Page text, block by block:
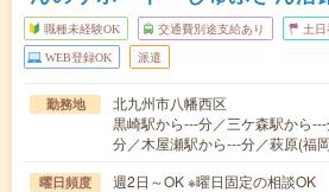
職種未経験OK 交通費別途支給あり 土
WEB登録OK 派遣
勤務地
北九州市八幡西区
黒崎駅から---分／三ケ森駅から
分／木屋瀬駅から---分／萩原(福
曜日頻度 週2日～OK ※曜日固定の相談OK